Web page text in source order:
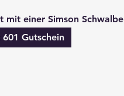
mit einer Simson Schwalbe
Gutschein